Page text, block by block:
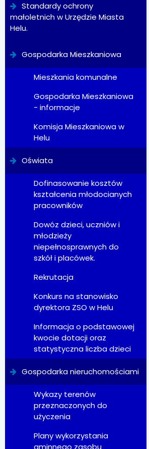
Standardy ochrony
małoletnich w Urzędzie Miasta
Helu.
Gospodarka Mieszkaniowa
Mieszkania komunalne
Gospodarka Mieszkaniowa
- informacje
Komisja Mieszkaniowa w
Helu
Oświata
Dofinasowanie kosztów
kształcenia młodocianych
pracowników
Dowóz dzieci, uczniów i
młodzieży
niepełnosprawnych do
szkół i placówek.
Rekrutacja
Konkurs na stanowisko
dyrektora ZSO w Helu
Informacja o podstawowej
kwocie dotacji oraz
statystyczna liczba dzieci
Gospodarka nieruchomościami
Wykazy terenów
przeznaczonych do
użyczenia
Plany wykorzystania
gminnego zasobu